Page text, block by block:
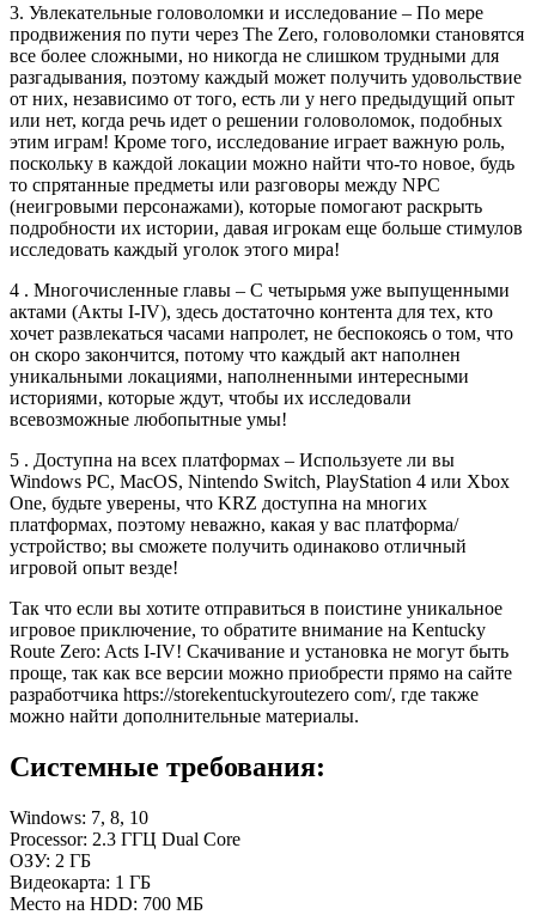
3. Увлекательные головоломки и исследование – По мере
продвижения по пути через The Zero, головоломки становятся
все более сложными, но никогда не слишком трудными для
разгадывания, поэтому каждый может получить удовольствие
от них, независимо от того, есть ли у него предыдущий опыт
или нет, когда речь идет о решении головоломок, подобных
этим играм! Кроме того, исследование играет важную роль,
поскольку в каждой локации можно найти что-то новое, будь
то спрятанные предметы или разговоры между NPC
(неигровыми персонажами), которые помогают раскрыть
подробности их истории, давая игрокам еще больше стимулов
исследовать каждый уголок этого мира!
4 . Многочисленные главы – С четырьмя уже выпущенными
актами (Акты I-IV), здесь достаточно контента для тех, кто
хочет развлекаться часами напролет, не беспокоясь о том, что
он скоро закончится, потому что каждый акт наполнен
уникальными локациями, наполненными интересными
историями, которые ждут, чтобы их исследовали
всевозможные любопытные умы!
5 . Доступна на всех платформах – Используете ли вы
Windows PC, MacOS, Nintendo Switch, PlayStation 4 или Xbox
One, будьте уверены, что KRZ доступна на многих
платформах, поэтому неважно, какая у вас платформа/
устройство; вы сможете получить одинаково отличный
игровой опыт везде!
Так что если вы хотите отправиться в поистине уникальное
игровое приключение, то обратите внимание на Kentucky
Route Zero: Acts I-IV! Скачивание и установка не могут быть
проще, так как все версии можно приобрести прямо на сайте
разработчика https://storekentuckyroutezero com/, где также
можно найти дополнительные материалы.
Системные требования:
Windows: 7, 8, 10
Processor: 2.3 ГГЦ Dual Core
ОЗУ: 2 ГБ
Видеокарта: 1 ГБ
Место на HDD: 700 МБ